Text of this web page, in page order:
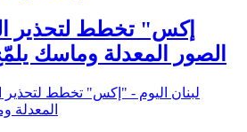
الصور المعدلة وماسك